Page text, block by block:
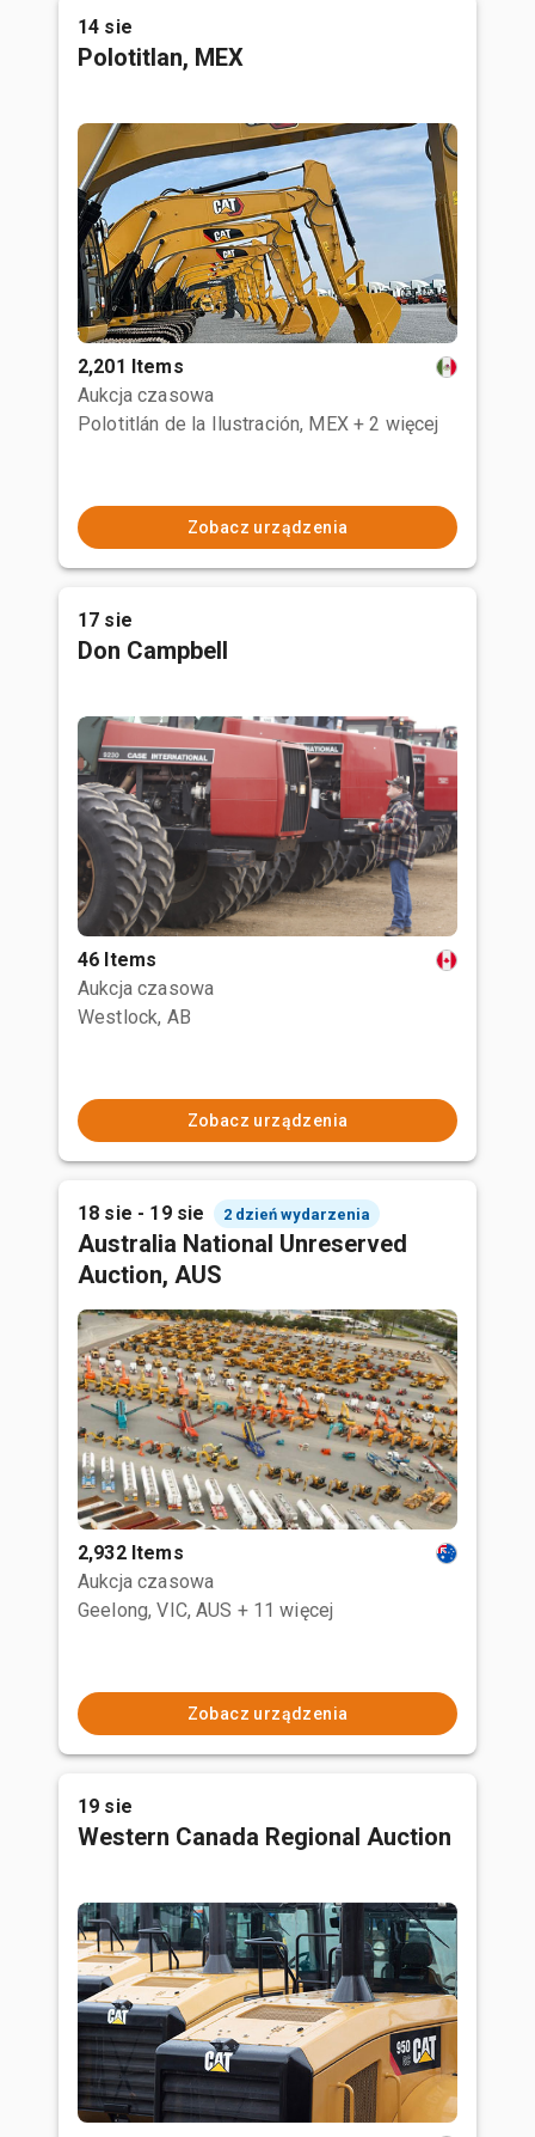
14 sie
Polotitlan, MEX
2,201 Items
Aukcja czasowa
Polotitlán de la Ilustración, MEX + 2 więcej
Zobacz urządzenia
17 sie
Don Campbell
46 Items
Aukcja czasowa
Westlock, AB
Zobacz urządzenia
18 sie - 19 sie 2 dzień wydarzenia
Australia National Unreserved
Auction, AUS
2,932 Items
Aukcja czasowa
Geelong, VIC, AUS + 11 więcej
Zobacz urządzenia
19 sie
Western Canada Regional Auction